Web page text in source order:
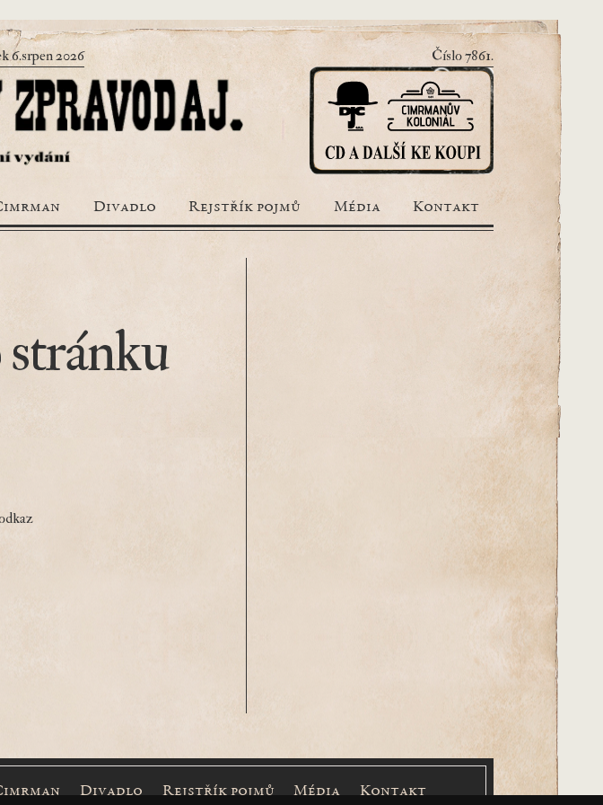
6.srpen 2026
Číslo 7861.
Divadlo Rejstřík pojmů Média Kontakt
Divadlo Rejstřík pojmů Média Kontakt